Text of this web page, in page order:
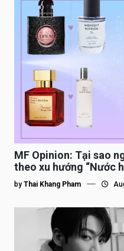
MF Opinion: Tại sao
theo xu hướng “Nước
by Thai Khang Pham